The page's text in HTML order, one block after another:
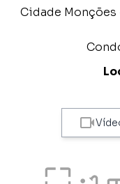
Cidade Monções